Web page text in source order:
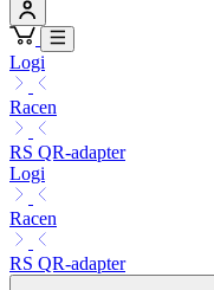
Logi
Racen
RS QR-adapter
Logi
Racen
RS QR-adapter